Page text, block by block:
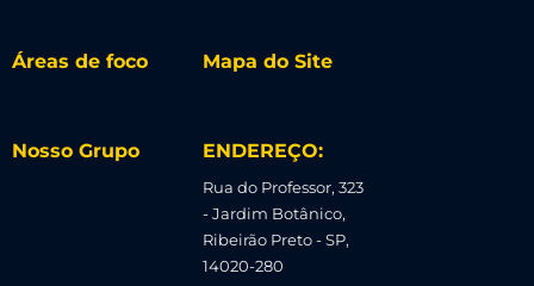
Áreas de foco Mapa do Site
Nosso Grupo ENDEREÇO:
Rua do Professor, 323
- Jardim Botânico,
Ribeirão Preto - SP,
14020-280